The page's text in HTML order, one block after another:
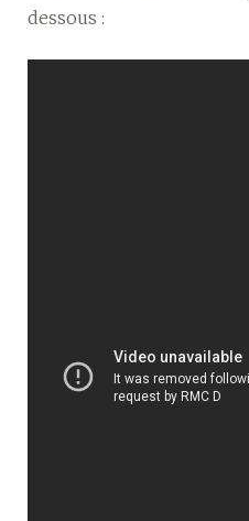
dessous :